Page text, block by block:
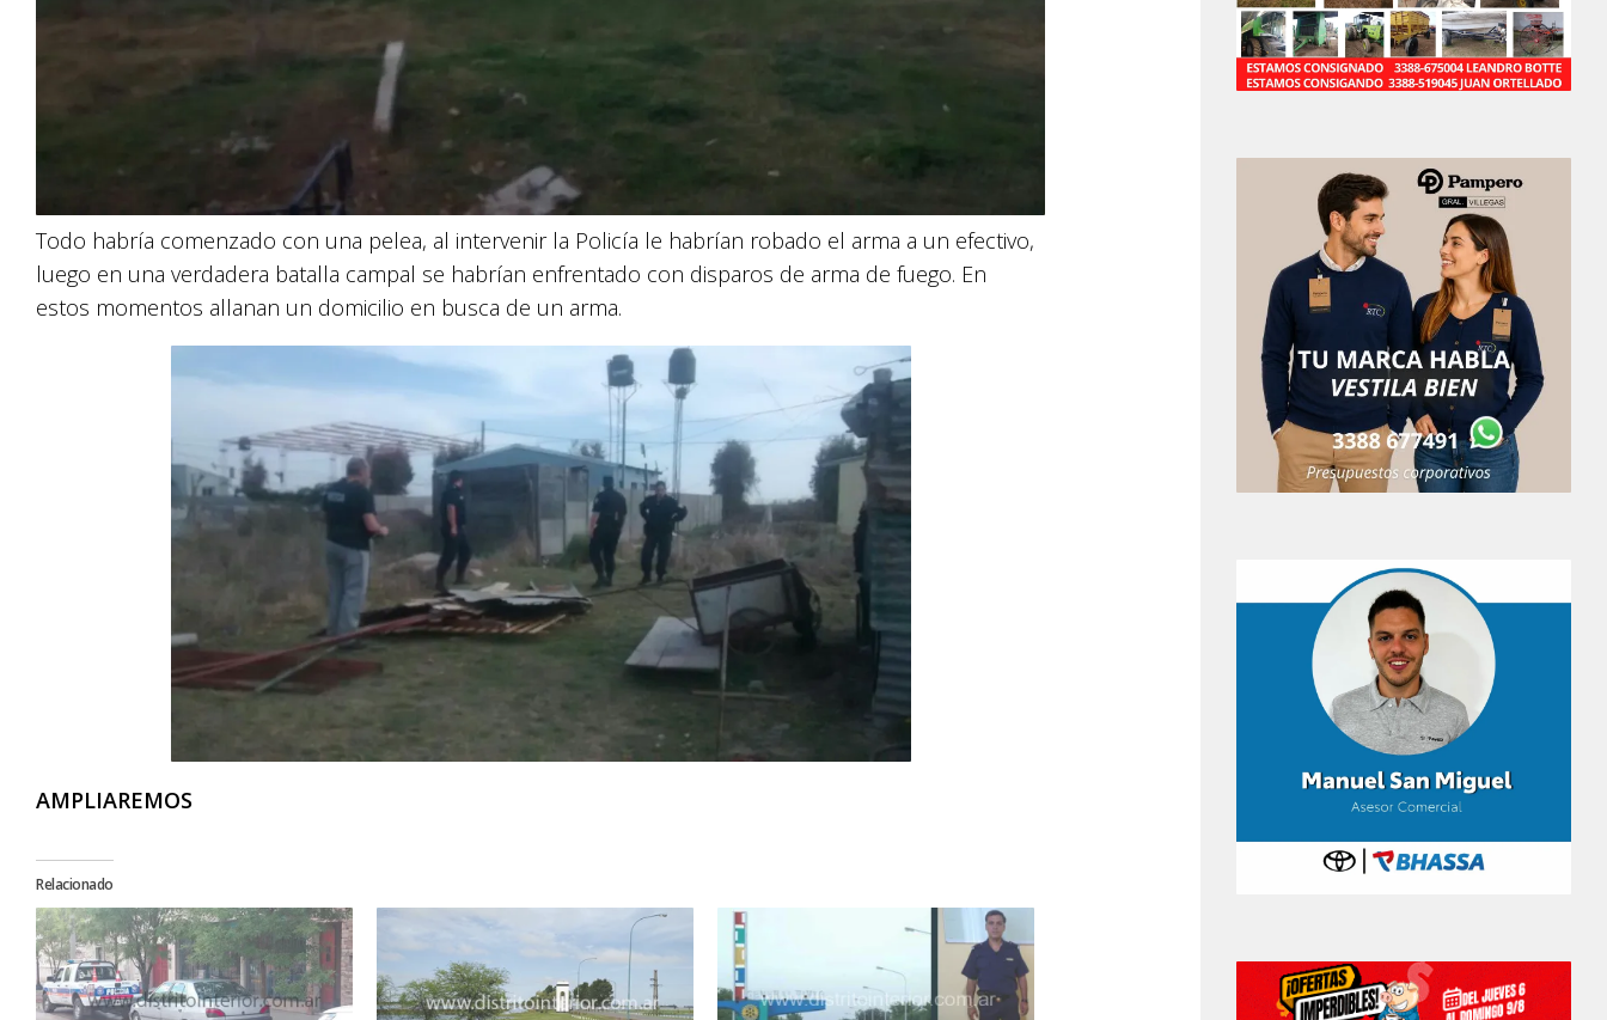
Todo habría comenzado con una pelea, al intervenir la Policía le habrían robado el arma a un efectivo,
luego en una verdadera batalla campal se habrían enfrentado con disparos de arma de fuego. En
estos momentos allanan un domicilio en busca de un arma.
AMPLIAREMOS
Relacionado